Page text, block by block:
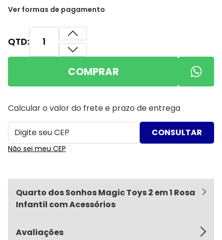
Ver formas de pagamento
QTD:
COMPRAR
Calcular o valor do frete e prazo de entrega
Não sei meu CEP
Quarto dos Sonhos Magic Toys 2 em 1 Rosa
Infantil com Acessórios
Avaliações